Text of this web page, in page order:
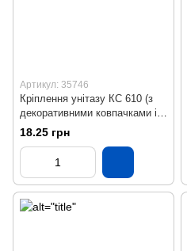
Артикул: 35746
Кріплення унітазу КС 610 (з
декоративними ковпачками і
шурупами 6x100мм)
18.25 грн